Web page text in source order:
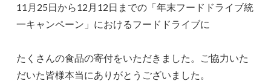
11月25日から12月12日までの「年末フードドライブ統
一キャンペーン」におけるフードドライブに
たくさんの食品の寄付をいただきました。ご協力いた
だいた皆様本当にありがとうございました。